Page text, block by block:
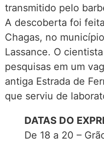
transmitido pelo
A descoberta foi
Chagas, no
Lassance. O
pesquisas em um
antiga Estrada de
que serviu de
DATAS DO
De 18 a 20 –